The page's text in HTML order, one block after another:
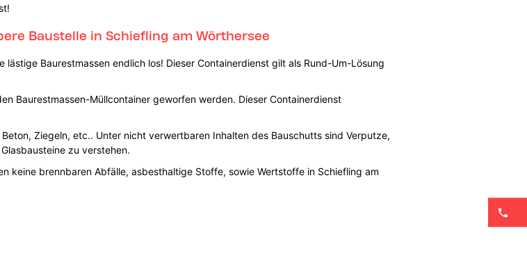
Baustelle in Schiefling am Wörthersee
Baurestmassen endlich los! Dieser Containerdienst gilt als Rund-Um-Lösung
Baurestmassen-Müllcontainer geworfen werden. Dieser Containerdienst
Ziegeln, etc.. Unter nicht verwertbaren Inhalten des Bauschutts sind Verputze,
zu verstehen.
keine brennbaren Abfälle, asbesthaltige Stoffe, sowie Wertstoffe in Schiefling am